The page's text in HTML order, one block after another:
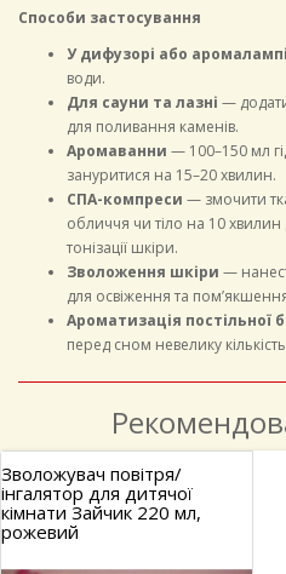
Способи застосування
У дифузорі або аромалампі
води.
Для сауни та лазні —
для поливання каменів.
Аромаванни — 100–150 мл
зануритися на 15–20 хвилин.
СПА-компреси — змочити
обличчя чи тіло на 10
тонізації шкіри.
Зволоження шкіри —
для освіження та
Ароматизація постільної
перед сном невелику
220 мл,